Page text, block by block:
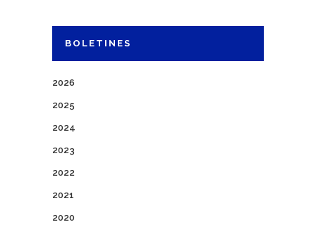
BOLETINES
2026
2025
2024
2023
2022
2021
2020